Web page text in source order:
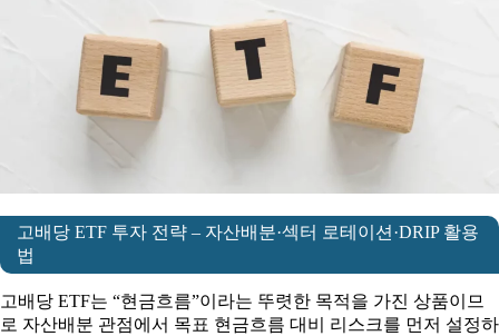
고배당 ETF 투자 전략 – 자산배분·섹터 로테이션·DRIP 활용
법
고배당 ETF는 “현금흐름”이라는 뚜렷한 목적을 가진 상품이므
로 자산배분 관점에서 목표 현금흐름 대비 리스크를 먼저 설정하